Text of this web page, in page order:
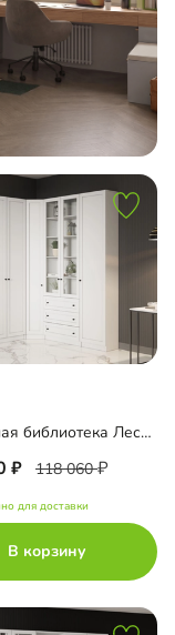
Модульная библиотека Лестер-2
118 060
для доставки
В корзину